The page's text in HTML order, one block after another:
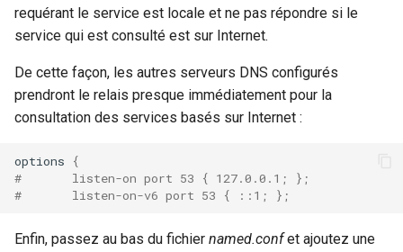
requérant le service est locale et ne pas répondre si le
service qui est consulté est sur Internet.
De cette façon, les autres serveurs DNS configurés
prendront le relais presque immédiatement pour la
consultation des services basés sur Internet :
options
{
#       listen-on port 53 { 127.0.0.1; };
#       listen-on-v6 port 53 { ::1; };
Enfin, passez au bas du fichier named.confet ajoutez une